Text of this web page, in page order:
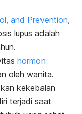
and Prevention,
lupus adalah
hormon
oleh wanita.
kekebalan
terjadi saat